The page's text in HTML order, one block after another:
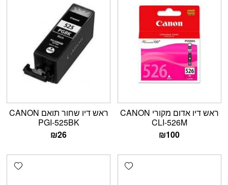
ראש דיו אדום מקורי CANON
CLI-526M
₪100
ראש דיו שחור תואם CANON
PGI-525BK
₪26
Add wishlist